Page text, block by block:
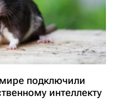
подключили
интеллекту